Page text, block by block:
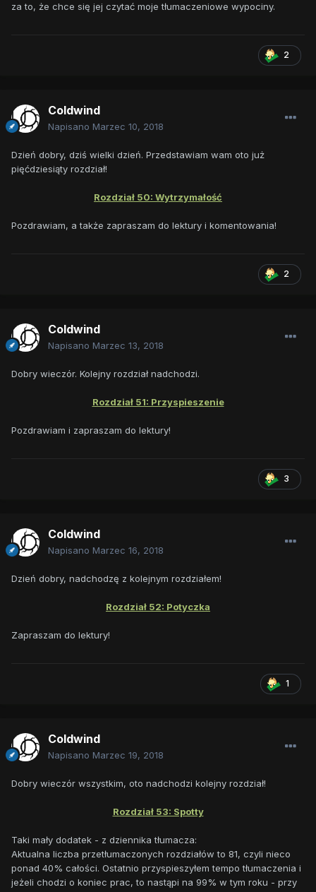
za to, że chce się jej czytać moje tłumaczeniowe wypociny.
2
Coldwind
Napisano Marzec 10, 2018
Dzień dobry, dziś wielki dzień. Przedstawiam wam oto już
pięćdziesiąty rozdział!
Rozdział 50: Wytrzymałość
Pozdrawiam, a także zapraszam do lektury i komentowania!
2
Coldwind
Napisano Marzec 13, 2018
Dobry wieczór. Kolejny rozdział nadchodzi.
Rozdział 51: Przyspieszenie
Pozdrawiam i zapraszam do lektury!
3
Coldwind
Napisano Marzec 16, 2018
Dzień dobry, nadchodzę z kolejnym rozdziałem!
Rozdział 52: Potyczka
Zapraszam do lektury!
1
Coldwind
Napisano Marzec 19, 2018
Dobry wieczór wszystkim, oto nadchodzi kolejny rozdział!
Rozdział 53: Spotty
Taki mały dodatek - z dziennika tłumacza:
Aktualna liczba przetłumaczonych rozdziałów to 81, czyli nieco
ponad 40% całości. Ostatnio przyspieszyłem tempo tłumaczenia i
jeżeli chodzi o koniec prac, to nastąpi na 99% w tym roku - przy